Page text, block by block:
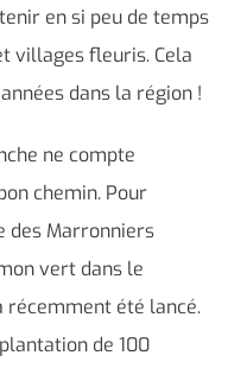
en si peu de temps
villages fleuris. Cela
dans la région !
ne compte
chemin. Pour
des Marronniers
vert dans le
récemment été lancé.
de 100